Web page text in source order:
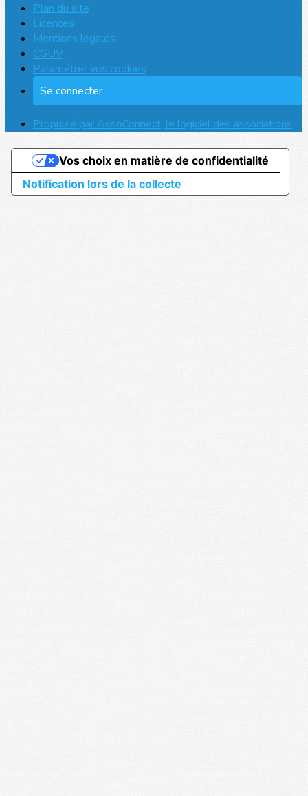
Plan du site
Licences
Mentions légales
CGUV
Paramétrer vos cookies
Se connecter
Propulsé par AssoConnect, le logiciel des associations
Notification lors de la collecte
Vos choix en matière de confidentialité